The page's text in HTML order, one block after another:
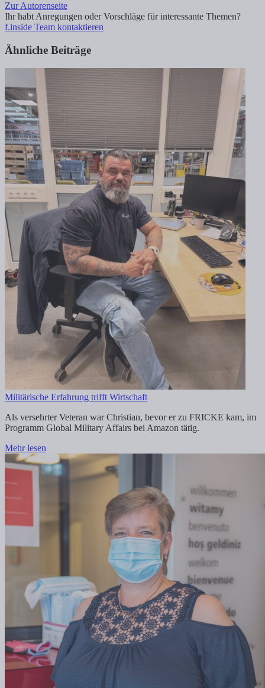
Zur Autorenseite
Ihr habt Anregungen oder Vorschläge für interessante Themen?
f.inside Team kontaktieren
Ähnliche Beiträge
Militärische Erfahrung trifft Wirtschaft
Als versehrter Veteran war Christian, bevor er zu FRICKE kam, im
Programm Global Military Affairs bei Amazon tätig.
Mehr lesen